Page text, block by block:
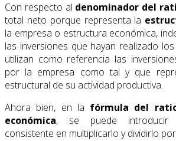
Con respecto al denominador del
total neto porque representa la
la empresa o estructura económica,
las inversiones que hayan realizado
utilizan como referencia las
por la empresa como tal y que
estructural de su actividad productiva.
Ahora bien, en la fórmula del
económica, se puede introducir
consistente en multiplicarlo y dividirlo